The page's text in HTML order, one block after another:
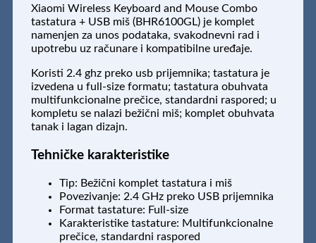
(BHR6100GL)
količina
Xiaomi Wireless Keyboard and Mouse Combo
tastatura + USB miš (BHR6100GL) je komplet
namenjen za unos podataka, svakodnevni rad i
upotrebu uz računare i kompatibilne uređaje.
Koristi 2.4 ghz preko usb prijemnika; tastatura je
izvedena u full-size formatu; tastatura obuhvata
multifunkcionalne prečice, standardni raspored; u
kompletu se nalazi bežični miš; komplet obuhvata
tanak i lagan dizajn.
Tehničke karakteristike
Tip: Bežični komplet tastatura i miš
Povezivanje: 2.4 GHz preko USB prijemnika
Format tastature: Full-size
Karakteristike tastature: Multifunkcionalne
prečice, standardni raspored